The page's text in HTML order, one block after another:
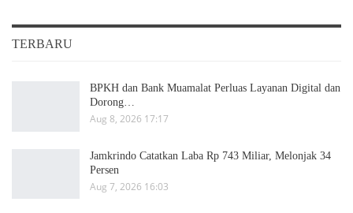
TERBARU
BPKH dan Bank Muamalat Perluas Layanan Digital dan
Dorong…
Aug 8, 2026 17:17
Jamkrindo Catatkan Laba Rp 743 Miliar, Melonjak 34
Persen
Aug 7, 2026 16:03